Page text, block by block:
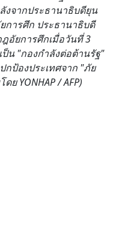
งจากประธานาธิบดียุน
การศึก ประธานาธิบดี
อัยการศึกเมื่อวันที่ 3
น "กองกำลังต่อต้านรัฐ"
กป้องประเทศจาก "ภัย
YONHAP / AFP)